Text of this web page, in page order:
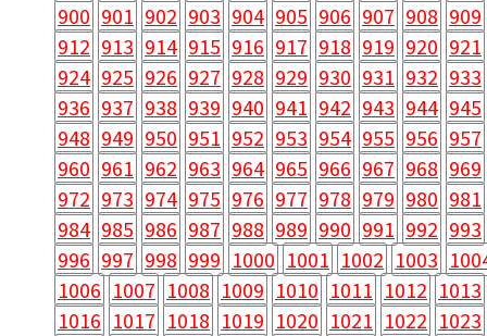
900 901 902 903 904 905 906 907 908 909
912 913 914 915 916 917 918 919 920 921
924 925 926 927 928 929 930 931 932 933
936 937 938 939 940 941 942 943 944 945
948 949 950 951 952 953 954 955 956 957
960 961 962 963 964 965 966 967 968 969
972 973 974 975 976 977 978 979 980 981
984 985 986 987 988 989 990 991 992 993
996 997 998 999 1000 1001 1002 1003
1006 1007 1008 1009 1010 1011 1012 1013
1016 1017 1018 1019 1020 1021 1022 1023